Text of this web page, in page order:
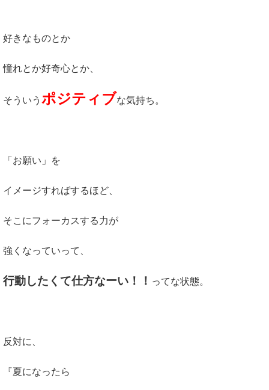
好きなものとか
憧れとか好奇心とか、
そういう ポジティブな気持ち。
「お願い」を
イメージすればするほど、
そこにフォーカスする力が
強くなっていって、
行動したくて仕方なーい！！ ってな状態。
反対に、
『夏になったら